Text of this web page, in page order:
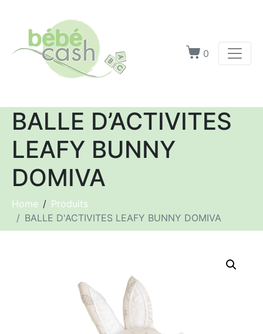
0
BALLE D’ACTIVITES
LEAFY BUNNY
DOMIVA
Home
Produits
BALLE D'ACTIVITES LEAFY BUNNY DOMIVA